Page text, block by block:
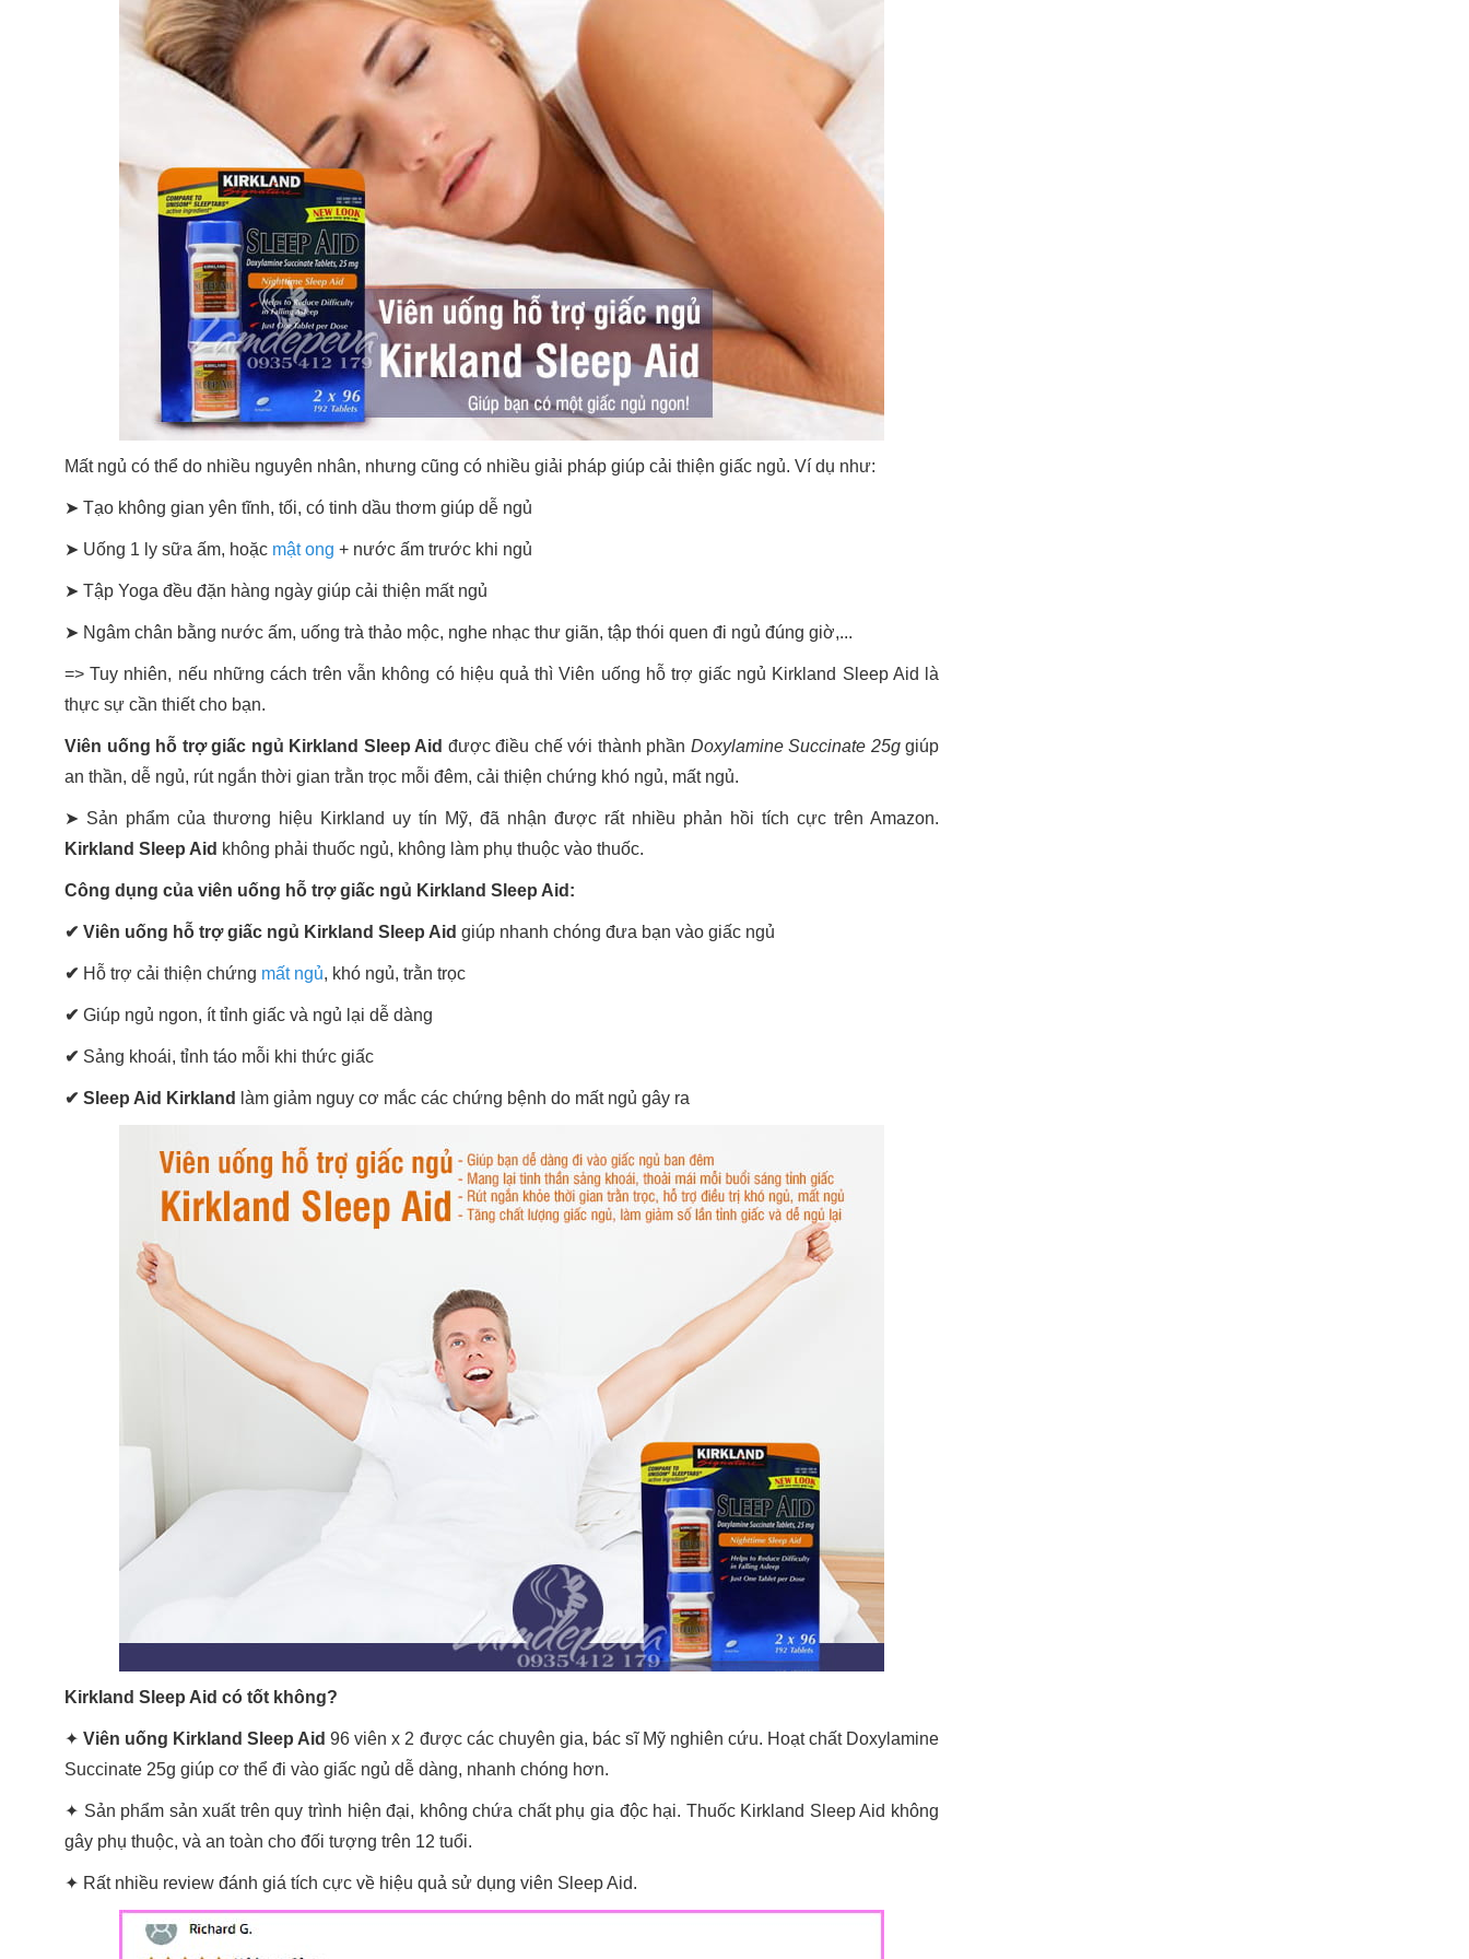
Mất ngủ có thể do nhiều nguyên nhân, nhưng cũng có nhiều giải pháp giúp cải thiện giấc ngủ. Ví dụ như:
➤ Tạo không gian yên tĩnh, tối, có tinh dầu thơm giúp dễ ngủ
➤ Uống 1 ly sữa ấm, hoặc mật ong + nước ấm trước khi ngủ
➤ Tập Yoga đều đặn hàng ngày giúp cải thiện mất ngủ
➤ Ngâm chân bằng nước ấm, uống trà thảo mộc, nghe nhạc thư giãn, tập thói quen đi ngủ đúng giờ,...
=> Tuy nhiên, nếu những cách trên vẫn không có hiệu quả thì Viên uống hỗ trợ giấc ngủ Kirkland Sleep Aid là
thực sự cần thiết cho bạn.
Viên uống hỗ trợ giấc ngủ Kirkland Sleep Aid được điều chế với thành phần Doxylamine Succinate 25ggiúp
an thần, dễ ngủ, rút ngắn thời gian trằn trọc mỗi đêm, cải thiện chứng khó ngủ, mất ngủ.
➤ Sản phẩm của thương hiệu Kirkland uy tín Mỹ, đã nhận được rất nhiều phản hồi tích cực trên Amazon.
Kirkland Sleep Aid không phải thuốc ngủ, không làm phụ thuộc vào thuốc.
Công dụng của viên uống hỗ trợ giấc ngủ Kirkland Sleep Aid:
✔ Viên uống hỗ trợ giấc ngủ Kirkland Sleep Aid giúp nhanh chóng đưa bạn vào giấc ngủ
✔ Hỗ trợ cải thiện chứng mất ngủ, khó ngủ, trằn trọc
✔ Giúp ngủ ngon, ít tỉnh giấc và ngủ lại dễ dàng
✔ Sảng khoái, tỉnh táo mỗi khi thức giấc
✔ Sleep Aid Kirkland làm giảm nguy cơ mắc các chứng bệnh do mất ngủ gây ra
Kirkland Sleep Aid có tốt không?
✦Viên uống Kirkland Sleep Aid96 viên x 2 được các chuyên gia, bác sĩ Mỹ nghiên cứu. Hoạt chất Doxylamine
Succinate 25g giúp cơ thể đi vào giấc ngủ dễ dàng, nhanh chóng hơn.
✦ Sản phẩm sản xuất trên quy trình hiện đại, không chứa chất phụ gia độc hại. Thuốc Kirkland Sleep Aid không
gây phụ thuộc, và an toàn cho đối tượng trên 12 tuổi.
✦ Rất nhiều review đánh giá tích cực về hiệu quả sử dụng viên Sleep Aid.